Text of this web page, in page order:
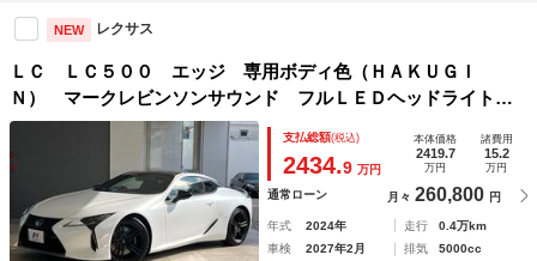
NEW レクサス
ＬＣ ＬＣ５００ エッジ 専用ボディ色（ＨＡＫＵＧＩ
Ｎ） マークレビンソンサウンド フルＬＥＤヘッドライト
純正２１インチアルミ ＡＴオイルクーラー ヘッドアップデ
ィスプレイ 専用内装（ＫＡＣＨＩＩＲＯ） 専用スカッフプ
レート
支払総額(税込)
2434.9 万円
本体価格
2419.7
万円
諸費用
15.2
万円
通常ローン 月々 260,800 円
年式 2024年 走行
0.4万km
車検
2027年2月 排気
5000cc